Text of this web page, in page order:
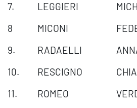
7.
LEGGIERI
8
MICONI
9.
RADAELLI
10.
RESCIGNO
11.
ROMEO